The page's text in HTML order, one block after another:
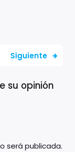
Siguiente
su opinión
será publicada.